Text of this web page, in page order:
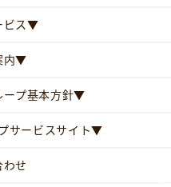
ビス▼
内▼
プ基本方針▼
サービスサイト▼
わせ